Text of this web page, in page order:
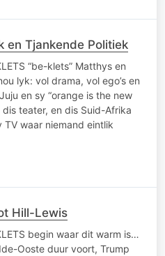
en Tjankende Politiek
“be-klets” Matthys en
lyk: vol drama, vol ego’s en
en sy “orange is the new
teater, en dis Suid-Afrika
waar niemand eintlik
Hill-Lewis
begin waar dit warm is…
Ooste duur voort, Trump